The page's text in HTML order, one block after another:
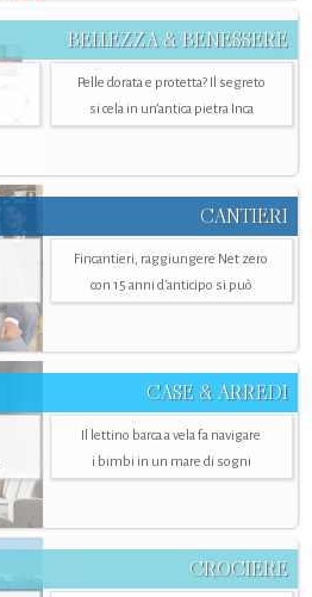
BELLEZZA & BENESSERE
Pelle dorata e protetta? Il segreto
si cela in un’antica pietra Inca
CANTIERI
Fincantieri, raggiungere Net zero
con 15 anni d'anticipo si può
CASE & ARREDI
Il lettino barca a vela fa navigare
i bimbi in un mare di sogni
CROCIERE